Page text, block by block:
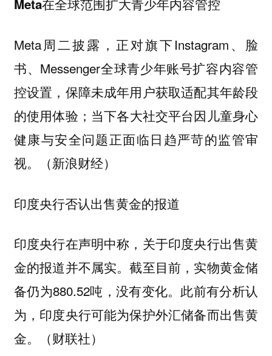
Meta在全球范围扩大青少年内容管控
Meta周二披露，正对旗下Instagram、脸
书、Messenger全球青少年账号扩容内容管
控设置，保障未成年用户获取适配其年龄段
的使用体验；当下各大社交平台因儿童身心
健康与安全问题正面临日趋严苛的监管审
视。（新浪财经）
印度央行否认出售黄金的报道
印度央行在声明中称，关于印度央行出售黄
金的报道并不属实。截至目前，实物黄金储
备仍为880.52吨，没有变化。此前有分析认
为，印度央行可能为保护外汇储备而出售黄
金。（财联社）